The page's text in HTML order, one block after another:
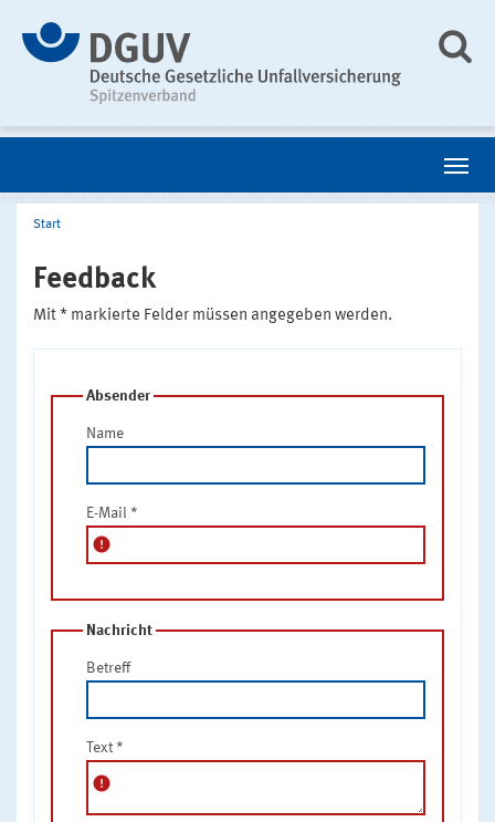
Start
Feedback
Mit * markierte Felder müssen angegeben werden.
Absender
Name
E-Mail *
error
Nachricht
Betreff
Text *
error